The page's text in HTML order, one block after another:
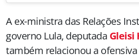
A ex-ministra das Relações
governo Lula, deputada Gleisi
também relacionou a